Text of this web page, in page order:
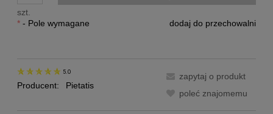
szt.
dodaj do przechowalni
* - Pole wymagane
5.0
Producent: Pietatis
zapytaj o produkt
poleć znajomemu